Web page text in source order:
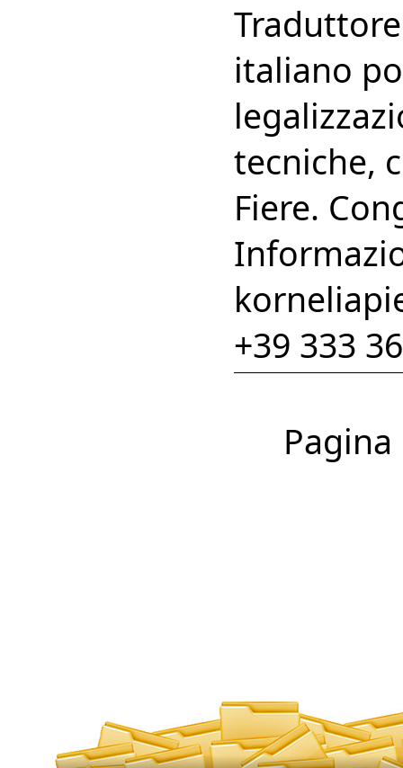
italiano
tecniche,
Fiere.
+39 333